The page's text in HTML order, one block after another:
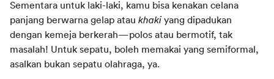
Sementara untuk laki-laki, kamu bisa kenakan celana
panjang berwarna gelap atau khaki yang dipadukan
dengan kemeja berkerah—polos atau bermotif, tak
masalah! Untuk sepatu, boleh memakai yang semiformal,
asalkan bukan sepatu olahraga, ya.